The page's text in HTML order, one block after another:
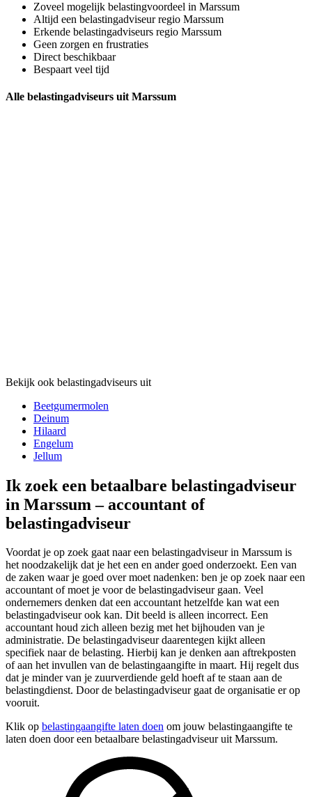
Zoveel mogelijk belastingvoordeel in Marssum
Altijd een belastingadviseur regio Marssum
Erkende belastingadviseurs regio Marssum
Geen zorgen en frustraties
Direct beschikbaar
Bespaart veel tijd
Alle belastingadviseurs uit Marssum
Bekijk ook belastingadviseurs uit
Beetgumermolen
Deinum
Hilaard
Engelum
Jellum
Ik zoek een betaalbare belastingadviseur
in Marssum – accountant of
belastingadviseur
Voordat je op zoek gaat naar een belastingadviseur in Marssum is
het noodzakelijk dat je het een en ander goed onderzoekt. Een van
de zaken waar je goed over moet nadenken: ben je op zoek naar een
accountant of moet je voor de belastingadviseur gaan. Veel
ondernemers denken dat een accountant hetzelfde kan wat een
belastingadviseur ook kan. Dit beeld is alleen incorrect. Een
accountant houd zich alleen bezig met het bijhouden van je
administratie. De belastingadviseur daarentegen kijkt alleen
specifiek naar de belasting. Hierbij kan je denken aan aftrekposten
of aan het invullen van de belastingaangifte in maart. Hij regelt dus
dat je minder van je zuurverdiende geld hoeft af te staan aan de
belastingdienst. Door de belastingadviseur gaat de organisatie er op
vooruit.
Klik op belastingaangifte laten doen om jouw belastingaangifte te
laten doen door een betaalbare belastingadviseur uit Marssum.